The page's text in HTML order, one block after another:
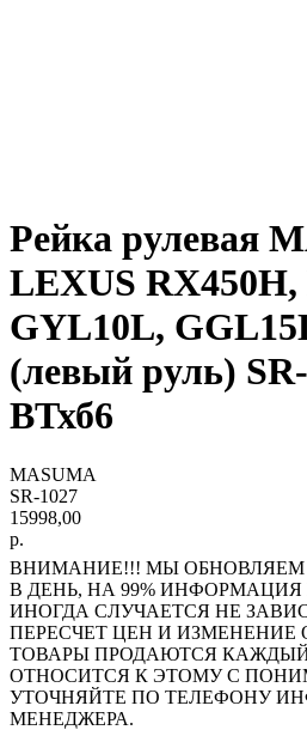
Рейка рулевая
LEXUS RX450H,
GYL10L,
(левый руль)
ВТхб6
MASUMA
SR-1027
15998,00
р.
ВНИМАНИЕ!!! МЫ ОБНОВЛЯЕМ
В ДЕНЬ, НА 99%
ИНОГДА СЛУЧАЕТСЯ НЕ
ПЕРЕСЧЕТ ЦЕН И ИЗМЕНЕНИЕ
ТОВАРЫ ПРОДАЮТСЯ
ОТНОСИТСЯ К ЭТОМУ С
УТОЧНЯЙТЕ ПО ТЕЛЕФОНУ
МЕНЕДЖЕРА.